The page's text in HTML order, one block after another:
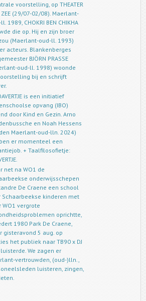
voorstelling, op THEATER
ZEE (29/07-02/08). Maerlant-
1989, CHOKRI BEN CHIKHA
die op. Hij en zijn broer
(Maerlant-oud-ll. 1993)
acteurs. Blankenberges
BJÖRN PRASSE
oud-ll. 1998) woonde
bij en schrijft
is een initiatief
opvang (IBO)
door Kind en Gezin. Arno
en Noah Hessens
Maerlant-oud-lln. 2024)
er momenteel een
+ Taalfilosofietje:
net na WO1 de
onderwijsschepen
De Craene een school
Schaarbeekse kinderen met
WO1 vergrote
oprichtte,
1980 Park De Craene,
gisteravond 5 aug. op
het publiek naar TB90 x DJ
luisterde. We zagen er
vertrouwden, (oud-)lln.,
luisteren, zingen,